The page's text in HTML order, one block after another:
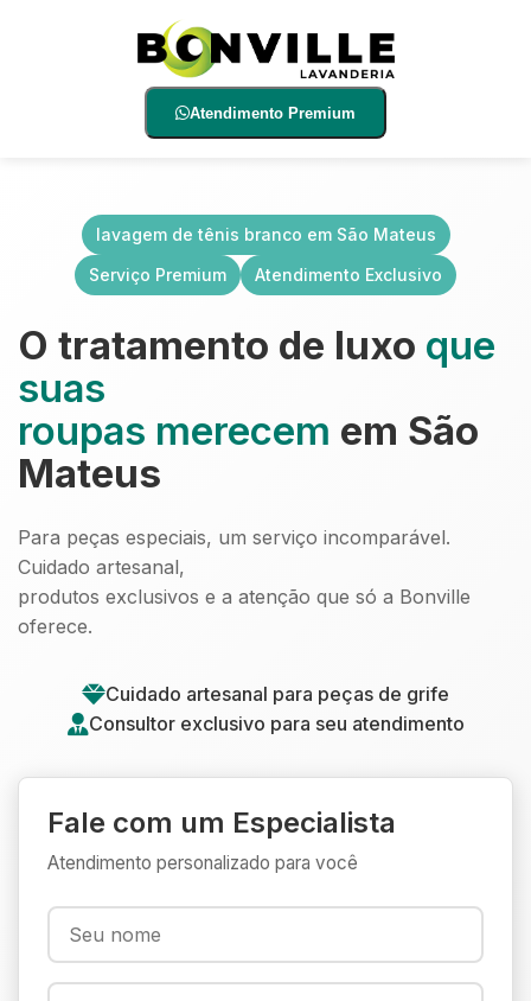
Atendimento Premium
lavagem de tênis branco em São Mateus
Serviço Premium
Atendimento Exclusivo
O tratamento de luxo que
suas
roupas merecem em São
Mateus
Para peças especiais, um serviço incomparável.
Cuidado artesanal,
produtos exclusivos e a atenção que só a Bonville
oferece.
Cuidado artesanal para peças de grife
Consultor exclusivo para seu atendimento
Fale com um Especialista
Atendimento personalizado para você